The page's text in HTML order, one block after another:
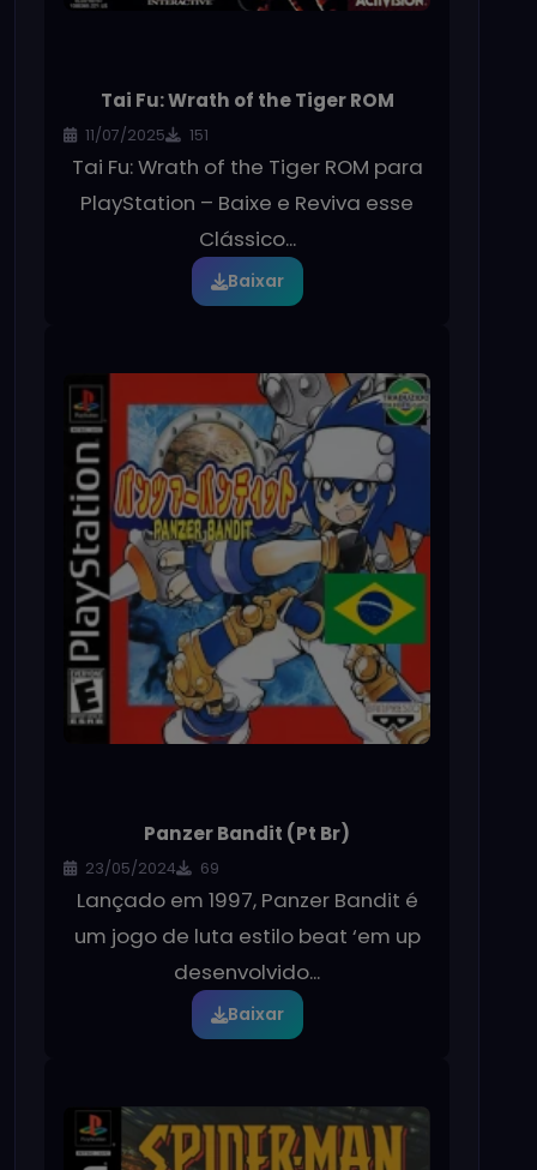
Tai Fu: Wrath of the Tiger ROM
11/07/2025 151
Tai Fu: Wrath of the Tiger ROM para
PlayStation – Baixe e Reviva esse
Clássico...
Baixar
Panzer Bandit (Pt Br)
23/05/2024 69
Lançado em 1997, Panzer Bandit é
um jogo de luta estilo beat ‘em up
desenvolvido...
Baixar